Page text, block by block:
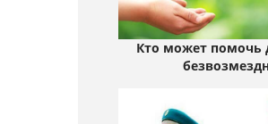
Кто может помочь